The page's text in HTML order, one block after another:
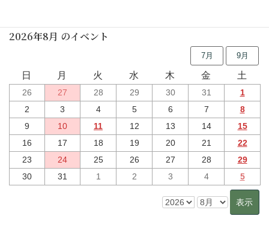
2026年8月 のイベント
7月 9月
日 月 火 水 木 金 土
26 27 28 29 30 31
1
2
3 4 5 6 7
8
9
10 11 12 13 14
15
16
17 18 19 20 21
22
23
24 25 26 27 28
29
30
31 1 2 3 4 5